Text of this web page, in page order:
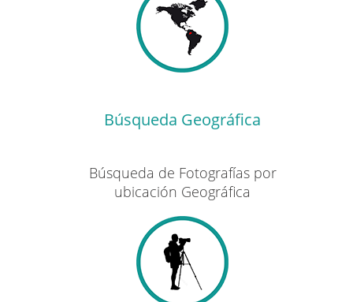
Búsqueda Geográfica
Búsqueda de Fotografías por
ubicación Geográfica